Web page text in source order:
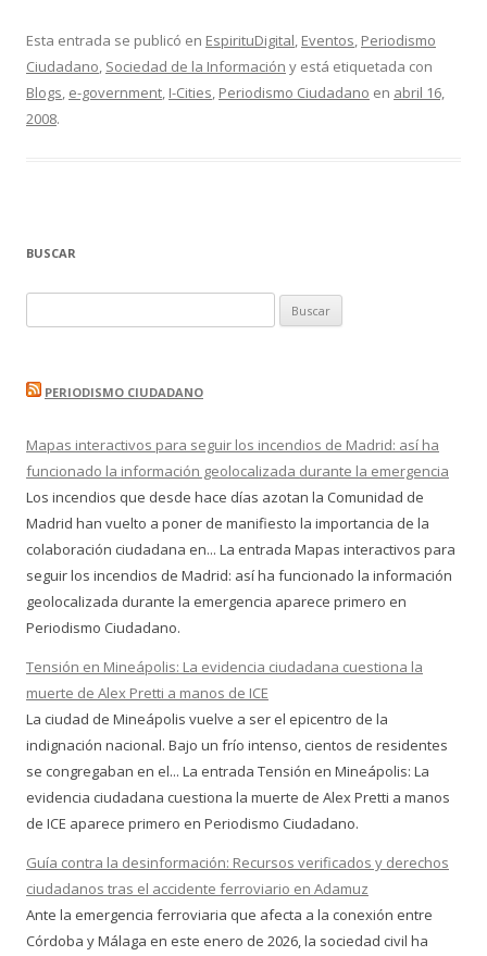
Esta entrada se publicó en EspirituDigital, Eventos, Periodismo
Ciudadano, Sociedad de la Información y está etiquetada con
Blogs, e-government, I-Cities, Periodismo Ciudadano en abril 16,
2008.
BUSCAR
PERIODISMO CIUDADANO
Mapas interactivos para seguir los incendios de Madrid: así ha
funcionado la información geolocalizada durante la emergencia
Los incendios que desde hace días azotan la Comunidad de
Madrid han vuelto a poner de manifiesto la importancia de la
colaboración ciudadana en... La entrada Mapas interactivos para
seguir los incendios de Madrid: así ha funcionado la información
geolocalizada durante la emergencia aparece primero en
Periodismo Ciudadano.
Tensión en Mineápolis: La evidencia ciudadana cuestiona la
muerte de Alex Pretti a manos de ICE
La ciudad de Mineápolis vuelve a ser el epicentro de la
indignación nacional. Bajo un frío intenso, cientos de residentes
se congregaban en el... La entrada Tensión en Mineápolis: La
evidencia ciudadana cuestiona la muerte de Alex Pretti a manos
de ICE aparece primero en Periodismo Ciudadano.
Guía contra la desinformación: Recursos verificados y derechos
ciudadanos tras el accidente ferroviario en Adamuz
Ante la emergencia ferroviaria que afecta a la conexión entre
Córdoba y Málaga en este enero de 2026, la sociedad civil ha